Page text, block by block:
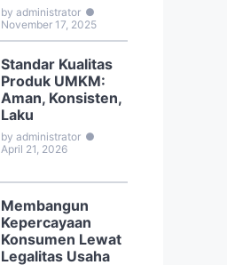
by administrator ●
November 17, 2025
Standar Kualitas
Produk UMKM:
Aman, Konsisten,
Laku
by administrator ●
April 21, 2026
Membangun
Kepercayaan
Konsumen Lewat
Legalitas Usaha